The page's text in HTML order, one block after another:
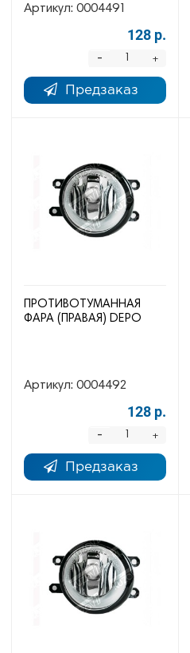
Артикул: 0004491
128 р.
+
-
Предзаказ
ПРОТИВОТУМАННАЯ
ФАРА (ПРАВАЯ) DEPO
Артикул: 0004492
128 р.
+
-
Предзаказ